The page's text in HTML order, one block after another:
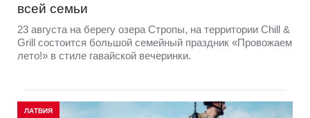
всей семьи
23 августа на берегу озера Стропы, на территории Chill &
Grill состоится большой семейный праздник «Провожаем
лето!» в стиле гавайской вечеринки.
ЛАТВИЯ